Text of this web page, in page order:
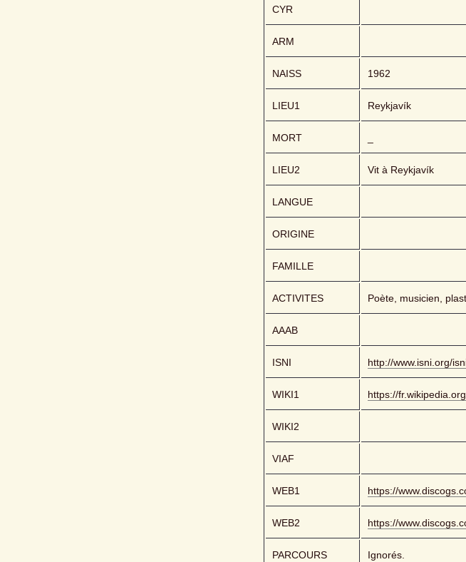
CYR
ARM
NAISS 1962
LIEU1 Reykjavík
MORT
LIEU2 Vit à Reykjavík
LANGUE
ORIGINE
FAMILLE
ACTIVITES Poète, musicien,
AAAB
ISNI http://www.isni.org/
WIKI1 https://
WIKI2
VIAF
WEB1 https://
WEB2 https://
PARCOURS Ignorés.